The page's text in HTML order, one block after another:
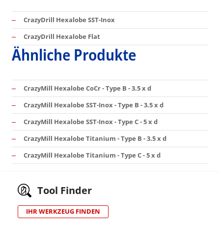
CrazyDrill Hexalobe SST-Inox
CrazyDrill Hexalobe Flat
Ähnliche Produkte
CrazyMill Hexalobe CoCr - Type B - 3.5 x d
CrazyMill Hexalobe SST-Inox - Type B - 3.5 x d
CrazyMill Hexalobe SST-Inox - Type C - 5 x d
CrazyMill Hexalobe Titanium - Type B - 3.5 x d
CrazyMill Hexalobe Titanium - Type C - 5 x d
Tool Finder
IHR WERKZEUG FINDEN